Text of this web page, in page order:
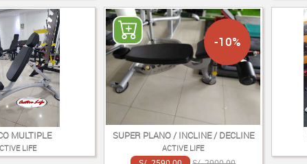
MULTIPLE
LIFE
SUPER PLANO / INCLINE / DECLINE
ACTIVE LIFE
-10%